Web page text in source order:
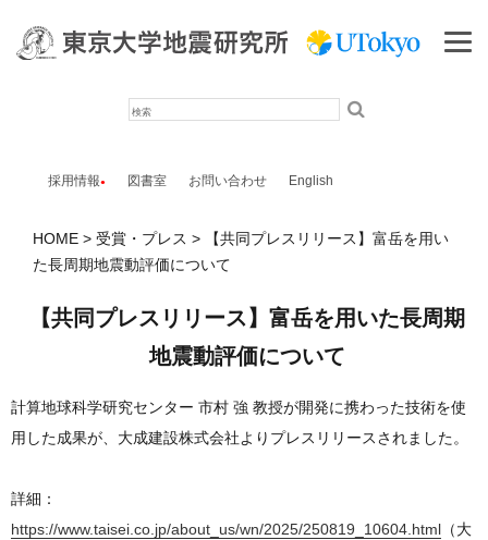
採用情報 図書室 お問い合わせ English
HOME 受賞・プレス
【共同プレスリリース】富岳を用い
た長周期地震動評価について
【共同プレスリリース】富岳を用いた長周期
地震動評価について
計算地球科学研究センター 市村 強 教授が開発に携わった技術を使
用した成果が、大成建設株式会社よりプレスリリースされました。
詳細：
https://www.taisei.co.jp/about_us/wn/2025/250819_10604.html （大